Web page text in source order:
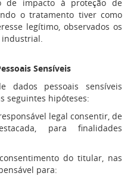
de impacto à proteção de
o tratamento tiver como
legítimo, observados os
industrial.
Sensíveis
dados pessoais sensíveis
seguintes hipóteses:
legal consentir, de
para finalidades
do titular, nas
para: